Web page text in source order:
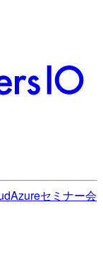
Azureセミナー会